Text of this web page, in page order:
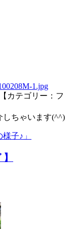
カテゴリー：フ
しちゃいます(^^)
子♪」